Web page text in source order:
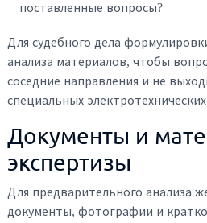
поставленные вопросы?
Для судебного дела
анализа материалов, чтобы
соседние направления и не
специальных
Документы и
экспертизы
Для предварительного анализа
документы, фотографии и